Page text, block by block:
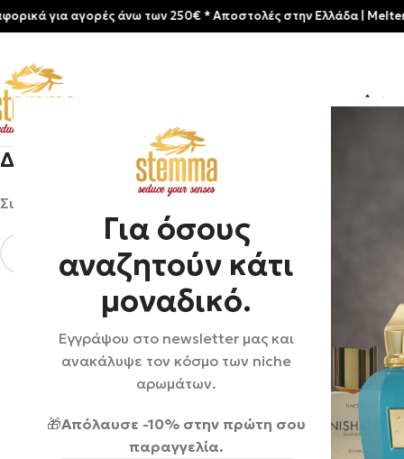
Για όσους
αναζητούν κάτι
μοναδικό.
Εγγράψου στο newsletter μας και
ανακάλυψε τον κόσμο των niche
αρωμάτων.
🎁Απόλαυσε -10% στην πρώτη σου
παραγγελία.
Δεν βρέθηκε τίποτα
Συγγνώμη, αλλά δεν βρέθηκαν αποτελέσματα. Ίσως η
για αγορές άνω των 250€ * Aποστολές στην Ελλάδα | Meltemia